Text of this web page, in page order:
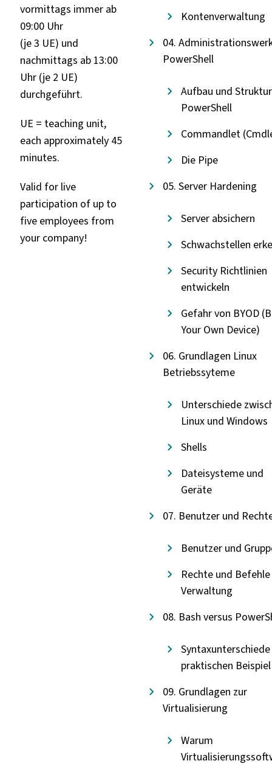
vormittags immer ab
09:00 Uhr
(je 3 UE) und
nachmittags ab 13:00
Uhr (je 2 UE)
durchgeführt.
UE = teaching unit,
each approximately 45
minutes.
Valid for live
participation of up to
five employees from
your company!
Kontenverwaltung
04.
PowerShell
Aufbau und
PowerShell
Commandlet
Die Pipe
05. Server Hardening
Server absichern
Schwachstellen
Security Richtlinien
entwickeln
Gefahr von BYOD
Your Own Device)
06. Grundlagen Linux
Betriebssyteme
Unterschiede
Linux und Windows
Shells
Dateisysteme und
Geräte
07. Benutzer und
Benutzer und
Rechte und
Verwaltung
08. Bash versus
praktischen Beispiel
09. Grundlagen zur
Virtualisierung
Warum